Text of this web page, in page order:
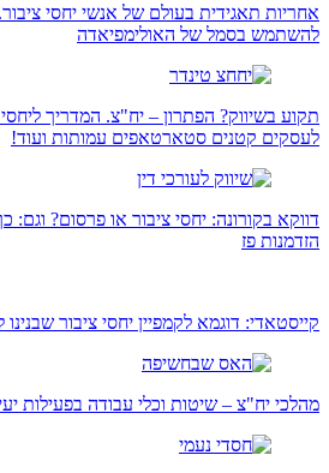
אחריות תאגידית בעולם של אנשי יחסי
להשתמש בסמל של האולימפיאדה
תקוע בשיווק? הפתרון – יח"צ. המדריך
לעסקים קטנים סטארטאפים עמותות ועוד!
דווקא בקורונה: יחסי ציבור או פרסום? וגם:
הזדמנות פז
קייסטאדי: דוגמא לקמפיין יחסי ציבור
מהלכי יח"צ – שיטות וכלי עבודה בפעילות